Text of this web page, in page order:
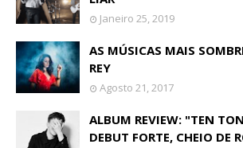
Janeiro 25, 2019
AS MÚSICAS MAIS
REY
Agosto 21, 2017
ALBUM REVIEW: "TEN
DEBUT FORTE, CHEIO DE